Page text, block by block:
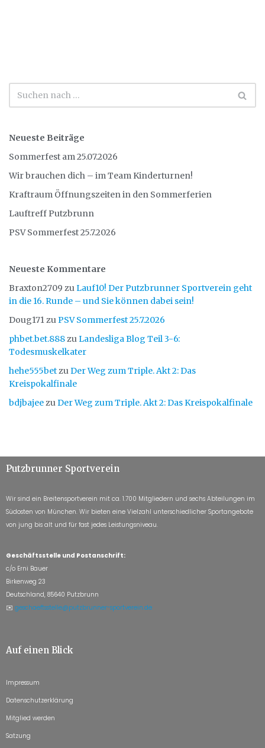
Neueste Beiträge
Sommerfest am 25.07.2026
Wir brauchen dich – im Team Kinderturnen!
Kraftraum Öffnungszeiten in den Sommerferien
Lauftreff Putzbrunn
PSV Sommerfest 25.7.2026
Neueste Kommentare
Braxton2709 zuLauf10! Der Putzbrunner Sportverein geht
in die 16. Runde – und Sie können dabei sein!
Doug171zuPSV Sommerfest 25.7.2026
phbet.bet.888zuLandesliga Blog Teil 3-6:
Todesmuskelkater
hehe555betzuDer Weg zum Triple. Akt 2: Das
Kreispokalfinale
bdjbajeezuDer Weg zum Triple. Akt 2: Das Kreispokalfinale
Putzbrunner Sportverein
Wir sind ein Breitensportverein mit ca. 1.700 Mitgliedern und sechs Abteilungen im
Südosten von München. Wir bieten eine Vielzahl unterschiedlicher Sportangebote
von jung bis alt und für fast jedes Leistungsniveau.
Geschäftsstelle und Postanschrift:
c/o Erni Bauer
Birkenweg 23
Deutschland, 85640 Putzbrunn
✉️ geschaeftsstelle@putzbrunner-sportverein.de
Auf einen Blick
Impressum
Datenschutzerklärung
Mitglied werden
Satzung